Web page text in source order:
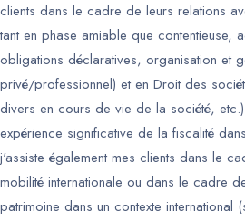
clients dans le cadre de leurs relations
tant en phase amiable que contentieuse,
obligations déclaratives, organisation et
privé/professionnel) et en Droit des
divers en cours de vie de la société,
expérience significative de la fiscalité
j'assiste également mes clients dans le
mobilité internationale ou dans le cadre
patrimoine dans un contexte international